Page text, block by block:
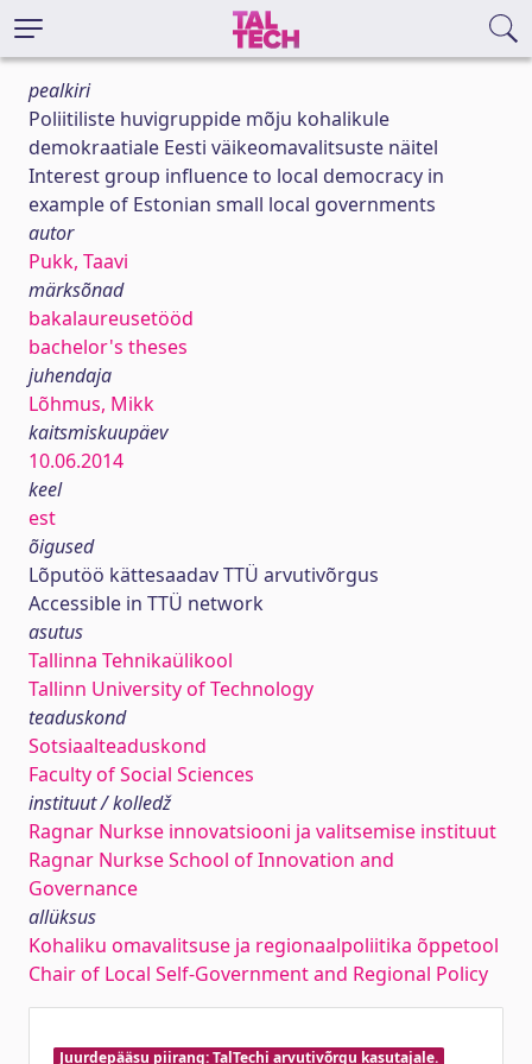
pealkiri
Poliitiliste huvigruppide mõju kohalikule
demokraatiale Eesti väikeomavalitsuste näitel
Interest group influence to local democracy in
example of Estonian small local governments
autor
Pukk, Taavi
märksõnad
bakalaureusetööd
bachelor's theses
juhendaja
Lõhmus, Mikk
kaitsmiskuupäev
10.06.2014
keel
est
õigused
Lõputöö kättesaadav TTÜ arvutivõrgus
Accessible in TTÜ network
asutus
Tallinna Tehnikaülikool
Tallinn University of Technology
teaduskond
Sotsiaalteaduskond
Faculty of Social Sciences
instituut / kolledž
Ragnar Nurkse innovatsiooni ja valitsemise instituut
Ragnar Nurkse School of Innovation and
Governance
allüksus
Kohaliku omavalitsuse ja regionaalpoliitika õppetool
Chair of Local Self-Government and Regional Policy
Juurdepääsu piirang: TalTechi arvutivõrgu kasutajale.